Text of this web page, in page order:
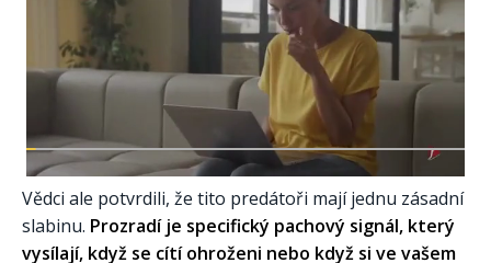
Vědci ale potvrdili, že tito predátoři mají jednu zásadní
slabinu. Prozradí je specifický pachový signál, který
vysílají, když se cítí ohroženi nebo když si ve vašem